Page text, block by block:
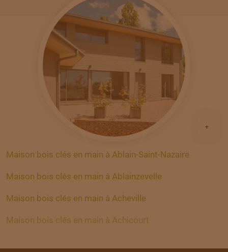
Maison bois clés en main à Ablain-Saint-Nazaire
Maison bois clés en main à Ablainzevelle
Maison bois clés en main à Acheville
Maison bois clés en main à Achicourt
+